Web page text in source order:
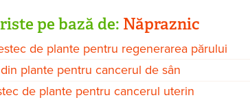
pe bază de: Năpraznic
de plante pentru regenerarea părului
plante pentru cancerul de sân
de plante pentru cancerul uterin